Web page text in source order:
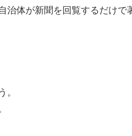
治体が新聞を回覧するだけ
。